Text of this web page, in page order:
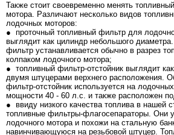
Также стоит своевременно менять
мотора. Различают несколько видов
лодочных моторов:
● проточный топливный фильтр для
выглядит как цилиндр небольшого
фильтр устанавливается обычно в разрез
колпаком лодочного мотора;
● топливный фильтр-отстойник выглядит
двумя штуцерами верхнего расположения.
фильтр-отстойник используется на
мощности 40 - 60 л.с. и также расположен
● ввиду низкого качества топлива в нашей
топливные фильтры-флагосепараторы. Они
лодочного мотора и похожи на стальную
навинчивающуюся на резьбовой штуцер.